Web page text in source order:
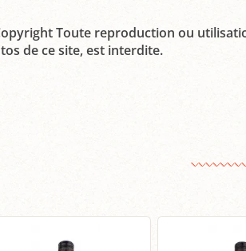
Toute reproduction ou
de ce site, est interdite.